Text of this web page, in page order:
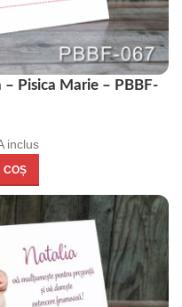
Pisica Marie – PBBF-
inclus
COȘ